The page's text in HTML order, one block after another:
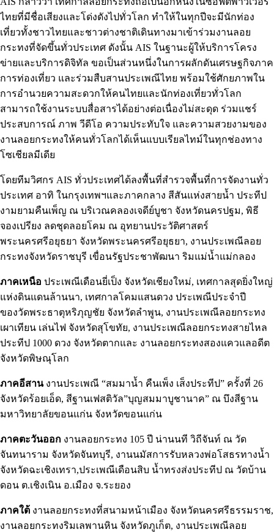
ไทยที่มีชื่อเสียงและโด่งดังไปทั่วโลก ทำให้ในทุกปีจะมีนักท่อง
เที่ยวทั้งชาวไทยและชาวต่างชาติเดินทางมาเข้าร่วมงานลอย
กระทงที่จัดขึ้นทั่วประเทศ ดังนั้น AIS ในฐานะผู้ให้บริการโครง
ข่ายและบริการดิจิทัล ขอเป็นส่วนหนึ่งในการผลักดันเศรษฐกิจภาค
การท่องเที่ยว และร่วมสืบสานประเพณีไทย พร้อมใช้ศักยภาพใน
การอำนวยความสะดวกให้คนไทยและนักท่องเที่ยวทั่วโลก
สามารถใช้งานระบบสื่อสารได้อย่างต่อเนื่องไม่สะดุด ร่วมแชร์
ประสบการณ์ ภาพ วีดีโอ ความประทับใจ และความสวยงามของ
งานลอยกระทงให้คนทั่วโลกได้เห็นแบบเรียลไทม์ในทุกช่องทาง
โซเชียลมีเดีย
โดยทีมวิศกร AIS ทั่วประเทศได้ลงพื้นที่สำรวจพื้นที่การจัดงานทั่ว
ประเทศ อาทิ ในกรุงเทพฯและภาคกลาง สีสันแห่งสายน้ำ ประทีป
งามยามคืนเพ็ญ ณ บริเวณคลองเจดีย์บูชา จังหวัดนครปฐม, พิธี
จองเปรียง ลดชุดลอยโคม ณ อุทยานประวัติศาสตร์
พระนครศรีอยุธยา จังหวัดพระนครศรีอยุธยา, งานประเพณีลอย
กระทงจังหวัดราชบุรี เขื่อนรัฐประชาพัฒนา ริมแม่น้ำแม่กลอง
ภาคเหนือ ประเพณีเดือนยี่เป็ง จังหวัดเชียงใหม่, เทศกาลสุดยิ่งใหญ่
แห่งดินแดนล้านนา, เทศกาลโคมแสนดวง ประเพณีประจำปี
ของวัดพระธาตุหริภุญชัย จังหวัดลำพูน, งานประเพณีลอยกระทง
เผาเทียน เล่นไฟ จังหวัดสุโขทัย, งานประเพณีลอยกระทงสายไหล
ประทีป 1000 ดวง จังหวัดตากและ งานลอยกระทงสองแควแลอดีต
จังหวัดพิษณุโลก
ภาคอีสานงานประเพณี “สมมาน้ำ คืนเพ็ง เส็งประทีป” ครั้งที่ 26
จังหวัดร้อยเอ็ด, สีฐานเฟสติวัล”บุญสมมาบูชานาค” ณ บึงสีฐาน
มหาวิทยาลัยขอนแก่น จังหวัดขอนแก่น
ภาคตะวันออก งานลอยกระทง 105 ปี น่านนที วิถีจันท์ ณ วัด
จันทนาราม จังหวัดจันทบุรี, งานนมัสการรับหลวงพ่อโสธรทางน้ำ
จังหวัดฉะเชิงเทรา,ประเพณีเดือนสิบ น้ำทรงส่งประทีป ณ วัดบ้าน
ดอน ต.เชิงเนิน อ.เมือง จ.ระยอง
ภาคใต้ งานลอยกระทงที่สนามหน้าเมือง จังหวัดนครศรีธรรมราช,
งานลอยกระทงริมเลพานหิน จังหวัดภูเก็ต, งานประเพณีลอย